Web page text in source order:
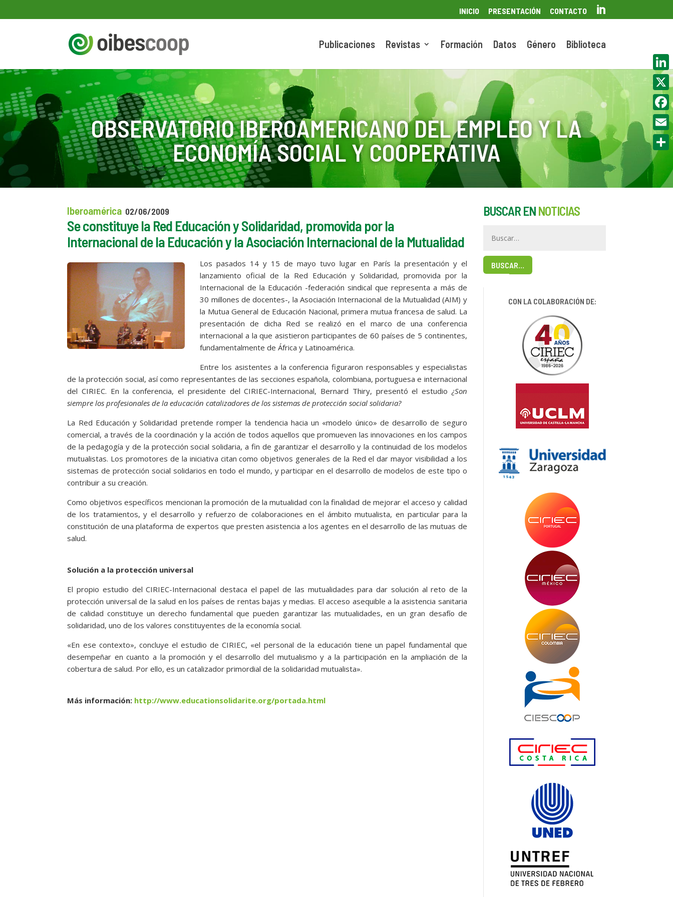
INICIO PRESENTACIÓN CONTACTO 
Publicaciones Revistas Formación Datos Género Biblioteca
OBSERVATORIO IBEROAMERICANO DEL EMPLEO Y LA
ECONOMÍA SOCIAL Y COOPERATIVA
Iberoamérica 02/06/2009
Se constituye la Red Educación y Solidaridad, promovida por la
Internacional de la Educación y la Asociación Internacional de la Mutualidad
Los pasados 14 y 15 de mayo tuvo lugar en París la presentación y el
lanzamiento oficial de la Red Educación y Solidaridad, promovida por la
Internacional de la Educación -federación sindical que representa a más de
30 millones de docentes-, la Asociación Internacional de la Mutualidad (AIM) y
la Mutua General de Educación Nacional, primera mutua francesa de salud. La
presentación de dicha Red se realizó en el marco de una conferencia
internacional a la que asistieron participantes de 60 países de 5 continentes,
fundamentalmente de África y Latinoamérica.
Entre los asistentes a la conferencia figuraron responsables y especialistas
de la protección social, así como representantes de las secciones española, colombiana, portuguesa e internacional
del CIRIEC. En la conferencia, el presidente del CIRIEC-Internacional, Bernard Thiry, presentó el estudio ¿Son
siempre los profesionales de la educación catalizadores de los sistemas de protección social solidaria?
La Red Educación y Solidaridad pretende romper la tendencia hacia un «modelo único» de desarrollo de seguro
comercial, a través de la coordinación y la acción de todos aquellos que promueven las innovaciones en los campos
de la pedagogía y de la protección social solidaria, a fin de garantizar el desarrollo y la continuidad de los modelos
mutualistas. Los promotores de la iniciativa citan como objetivos generales de la Red el dar mayor visibilidad a los
sistemas de protección social solidarios en todo el mundo, y participar en el desarrollo de modelos de este tipo o
contribuir a su creación.
Como objetivos específicos mencionan la promoción de la mutualidad con la finalidad de mejorar el acceso y calidad
de los tratamientos, y el desarrollo y refuerzo de colaboraciones en el ámbito mutualista, en particular para la
constitución de una plataforma de expertos que presten asistencia a los agentes en el desarrollo de las mutuas de
salud.
Solución a la protección universal
El propio estudio del CIRIEC-Internacional destaca el papel de las mutualidades para dar solución al reto de la
protección universal de la salud en los países de rentas bajas y medias. El acceso asequible a la asistencia sanitaria
de calidad constituye un derecho fundamental que pueden garantizar las mutualidades, en un gran desafío de
solidaridad, uno de los valores constituyentes de la economía social.
«En ese contexto», concluye el estudio de CIRIEC, «el personal de la educación tiene un papel fundamental que
desempeñar en cuanto a la promoción y el desarrollo del mutualismo y a la participación en la ampliación de la
cobertura de salud. Por ello, es un catalizador primordial de la solidaridad mutualista».
Más información: http://www.educationsolidarite.org/portada.html
BUSCAR EN NOTICIAS
BUSCAR…
CON LA COLABORACIÓN DE:
X
Email